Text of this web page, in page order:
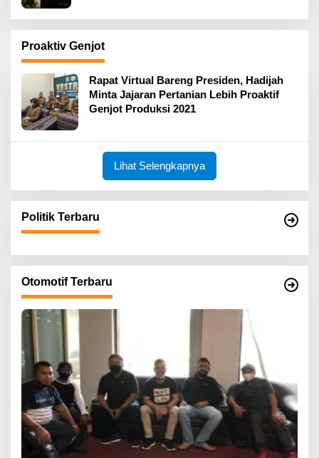
Proaktiv Genjot
Rapat Virtual Bareng Presiden, Hadijah
Minta Jajaran Pertanian Lebih Proaktif
Genjot Produksi 2021
Lihat Selengkapnya
Politik Terbaru
Otomotif Terbaru